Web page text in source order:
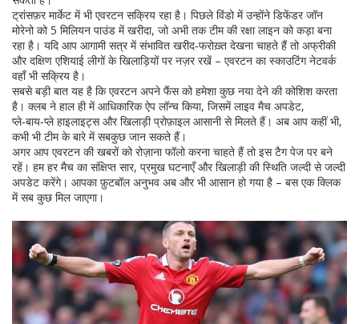
ट्रांसफ़र मार्केट में भी एवरटन सक्रिय रहा है। पिछले विंडो में उन्होंने डिफेंडर जॉन
मोरेनो को 5 मिलियन पाउंड में खरीदा, जो अभी तक टीम की रक्षा लाइन को कड़ा बना
रहा है। यदि आप आगामी सत्र में संभावित खरीद‑फरोख़्त देखना चाहते हैं तो अफ्रीकी
और दक्षिण एशियाई लीगों के खिलाड़ियों पर नज़र रखें – एवरटन का स्काउटिंग नेटवर्क
वहाँ भी सक्रिय है।
सबसे बड़ी बात यह है कि एवरटन अपने फैंस को हमेशा कुछ नया देने की कोशिश करता
है। क्लब ने हाल ही में आधिकारिक ऐप लॉन्च किया, जिसमें लाइव मैच अपडेट,
प्ले‑बाय‑प्ले हाइलाइट्स और खिलाड़ी प्रोफ़ाइल आसानी से मिलते हैं। अब आप कहीं भी,
कभी भी टीम के बारे में सबकुछ जान सकते हैं।
अगर आप एवरटन की खबरों को रोज़ाना फॉलो करना चाहते हैं तो इस टैग पेज पर बने
रहें। हम हर मैच का संक्षिप्त सार, प्रमुख घटनाएँ और खिलाड़ी की स्थिति जल्दी से जल्दी
अपडेट करेंगे। आपका फ़ुटबॉल अनुभव अब और भी आसान हो गया है – बस एक क्लिक
में सब कुछ मिल जाएगा।